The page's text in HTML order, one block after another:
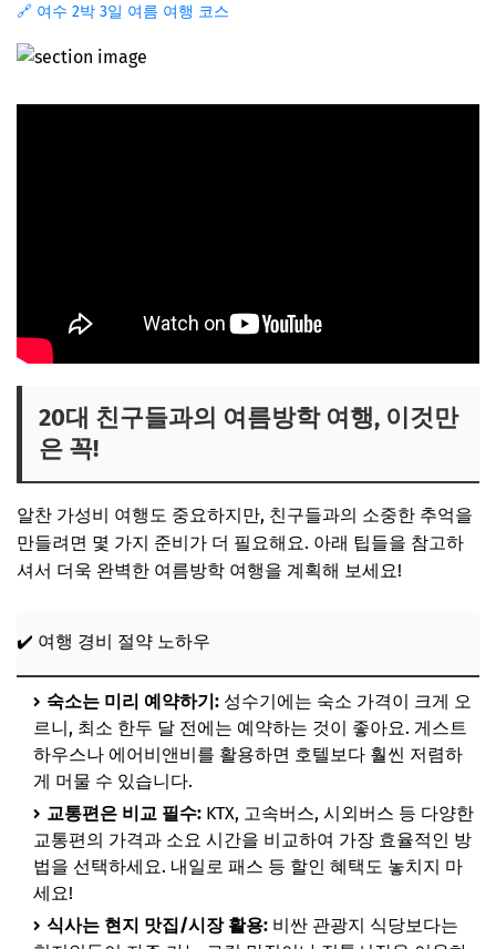
🔗 여수 2박 3일 여름 여행 코스
20대 친구들과의 여름방학 여행, 이것만
은 꼭!
알찬 가성비 여행도 중요하지만, 친구들과의 소중한 추억을
만들려면 몇 가지 준비가 더 필요해요. 아래 팁들을 참고하
셔서 더욱 완벽한 여름방학 여행을 계획해 보세요!
✔️ 여행 경비 절약 노하우
숙소는 미리 예약하기: 성수기에는 숙소 가격이 크게 오
르니, 최소 한두 달 전에는 예약하는 것이 좋아요. 게스트
하우스나 에어비앤비를 활용하면 호텔보다 훨씬 저렴하
게 머물 수 있습니다.
교통편은 비교 필수: KTX, 고속버스, 시외버스 등 다양한
교통편의 가격과 소요 시간을 비교하여 가장 효율적인 방
법을 선택하세요. 내일로 패스 등 할인 혜택도 놓치지 마
세요!
식사는 현지 맛집/시장 활용: 비싼 관광지 식당보다는